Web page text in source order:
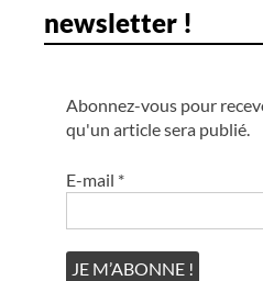
newsletter !
Abonnez-vous pour
qu'un article sera publié.
E-mail *